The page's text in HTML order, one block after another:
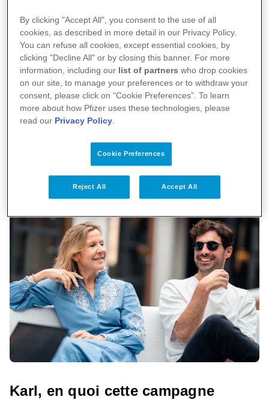
lors de concerts, festivals ou fêtes. J’ai donc décidé
de sensibiliser à la cécité et de mettre sur pied des
événements avec des conditions acoustiques
optimales. Avec les revenus générés, j’aide de
jeunes gens malvoyants à developper leurs
aspirations professionnelles. Je présente également
j’ai participé à Dancing with the Stars. On a terminé
5ème. J’y ai pris beaucoup de plaisir!
Karl, en quoi cette campagne
By clicking "Accept All", you consent to the use of all
cookies, as described in more detail in our Privacy Policy.
You can refuse all cookies, except essential cookies, by
clicking "Decline All" or by closing this banner. For more
information, including our list of partners who drop cookies
on our site, to manage your preferences or to withdraw your
consent, please click on “Cookie Preferences”. To learn
more about how Pfizer uses these technologies, please
read our Privacy Policy.
Cookie Preferences
Reject All Accept All